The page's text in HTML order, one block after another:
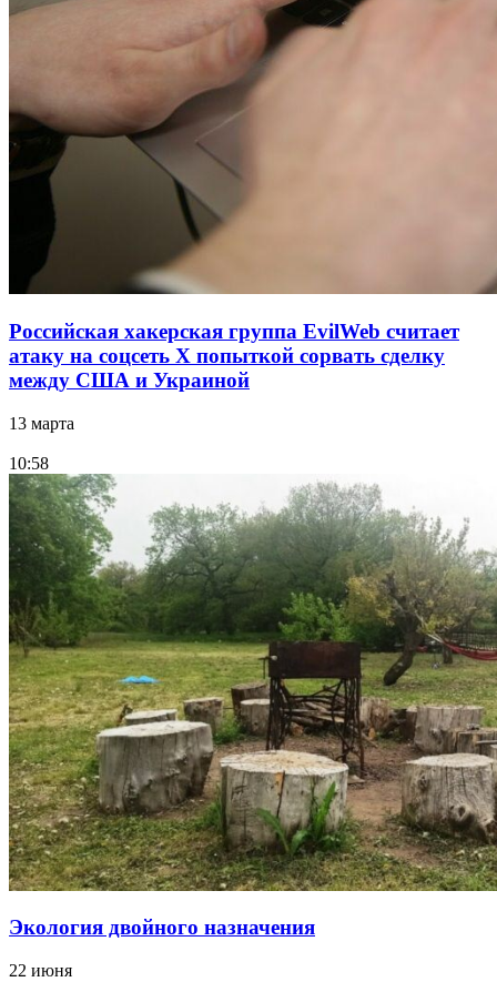
Российская хакерская группа EvilWeb считает
атаку на соцсеть Х попыткой сорвать сделку
между США и Украиной
13 марта
10:58
Экология двойного назначения
22 июня